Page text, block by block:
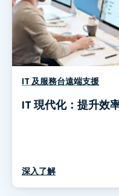
IT 及服務台遠端支援
IT 現代化：提升效
深入了解